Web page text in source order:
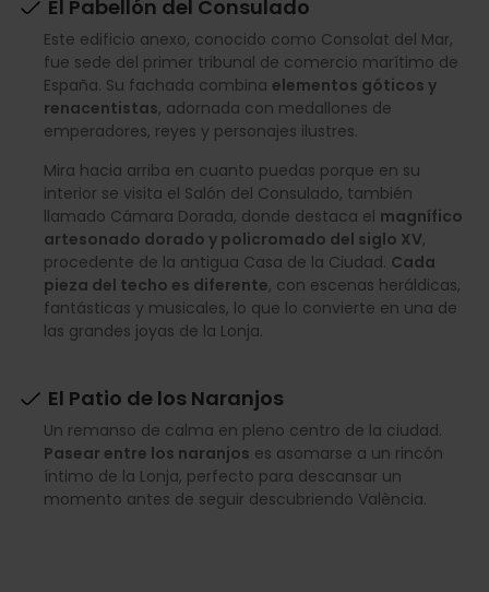
El Pabellón del Consulado
Este edificio anexo, conocido como Consolat del Mar,
fue sede del primer tribunal de comercio marítimo de
España. Su fachada combina elementos góticos y
renacentistas, adornada con medallones de
emperadores, reyes y personajes ilustres.
Mira hacia arriba en cuanto puedas porque en su
interior se visita el Salón del Consulado, también
llamado Cámara Dorada, donde destaca el magnífico
artesonado dorado y policromado del siglo XV,
procedente de la antigua Casa de la Ciudad. Cada
pieza del techo es diferente, con escenas heráldicas,
fantásticas y musicales, lo que lo convierte en una de
las grandes joyas de la Lonja.
El Patio de los Naranjos
Un remanso de calma en pleno centro de la ciudad.
Pasear entre los naranjos es asomarse a un rincón
íntimo de la Lonja, perfecto para descansar un
momento antes de seguir descubriendo València.